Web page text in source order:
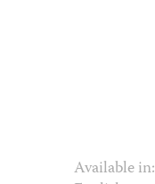
Available in: